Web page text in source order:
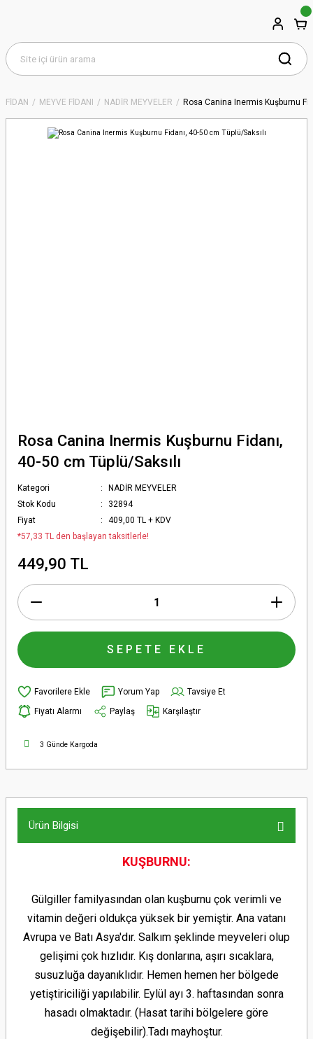
FİDAN MEYVE FİDANI NADİR MEYVELER Rosa Canina Inermis Kuşburnu
Rosa Canina Inermis Kuşburnu Fidanı,
40-50 cm Tüplü/Saksılı
Kategori
NADİR MEYVELER
Stok Kodu
32894
Fiyat
409,00 TL + KDV
*57,33 TL den başlayan taksitlerle!
449,90 TL
SEPETE EKLE
Yorum Yap
Tavsiye Et
Fiyatı Alarmı
Paylaş Karşılaştır
3 Günde Kargoda
Ürün Bilgisi
KUŞBURNU:
Gülgiller familyasından olan kuşburnu çok verimli ve
vitamin değeri oldukça yüksek bir yemiştir. Ana vatanı
Avrupa ve Batı Asya'dır. Salkım şeklinde meyveleri olup
gelişimi çok hızlıdır. Kış donlarına, aşırı sıcaklara,
susuzluğa dayanıklıdır. Hemen hemen her bölgede
yetiştiriciliği yapılabilir. Eylül ayı 3. haftasından sonra
hasadı olmaktadır. (Hasat tarihi bölgelere göre
değişebilir).Tadı mayhoştur.